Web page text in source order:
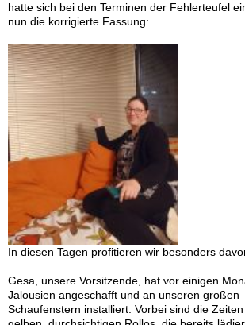
hatte sich bei den Terminen der Fehlerteufel
nun die korrigierte Fassung:
In diesen Tagen profitieren wir besonders
Gesa, unsere Vorsitzende, hat vor einigen
Jalousien angeschafft und an unseren großen
Schaufenstern installiert. Vorbei sind die